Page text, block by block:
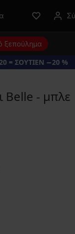
ξεπούλημα
= ΣΟΥΤΙΕΝ −20 %
Belle - μπλε